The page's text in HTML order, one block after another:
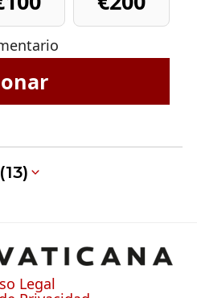
Legal